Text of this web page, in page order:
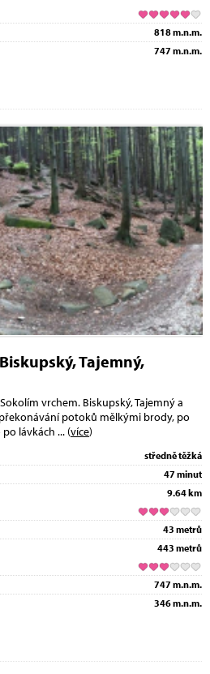
818 m.n.m.
747 m.n.m.
Tajemný,
vrchem. Biskupský, Tajemný a
potoků mělkými brody, po
lávkách ... (více)
středně těžká
47 minut
9.64 km
43 metrů
443 metrů
747 m.n.m.
346 m.n.m.